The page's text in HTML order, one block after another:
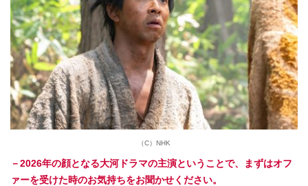
（C）NHK
－2026年の顔となる大河ドラマの主演ということで、まずはオフ
ァーを受けた時のお気持ちをお聞かせください。